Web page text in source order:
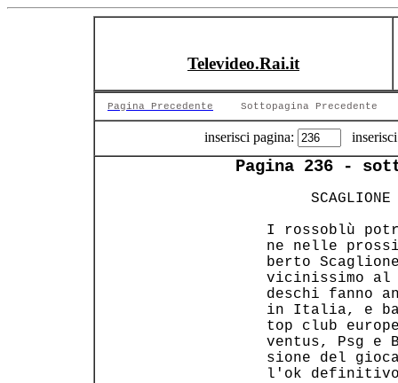
Televideo.Rai.it
Pagina Precedente Sottopagina Precedente
inserisci pagina:
Pagina 236 -
I rossoblù
ne nelle
berto
vicinissimo al
deschi fanno
in Italia, e
top club
ventus, Psg e
sione del
l'ok